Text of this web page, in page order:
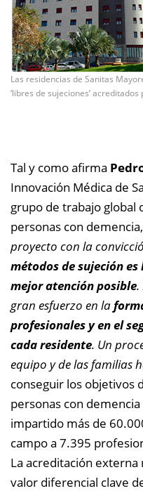
Las residencias de Sanitas
‘libres de sujeciones’ acreditados
Tal y como afirma
Innovación Médica de
grupo de trabajo global
personas con demencia,
proyecto con la
métodos de sujeción
mejor atención posible.
gran esfuerzo en la
profesionales y en el
cada residente. Un
equipo y de las familias
conseguir los objetivos
personas con
impartido más de
campo a 7.395
La acreditación externa
valor diferencial clave